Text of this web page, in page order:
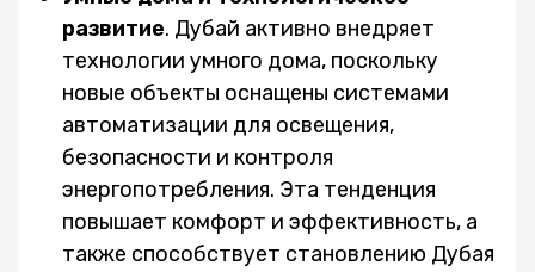
развитие. Дубай активно внедряет
технологии умного дома, поскольку
новые объекты оснащены системами
автоматизации для освещения,
безопасности и контроля
энергопотребления. Эта тенденция
повышает комфорт и эффективность, а
также способствует становлению Дубая